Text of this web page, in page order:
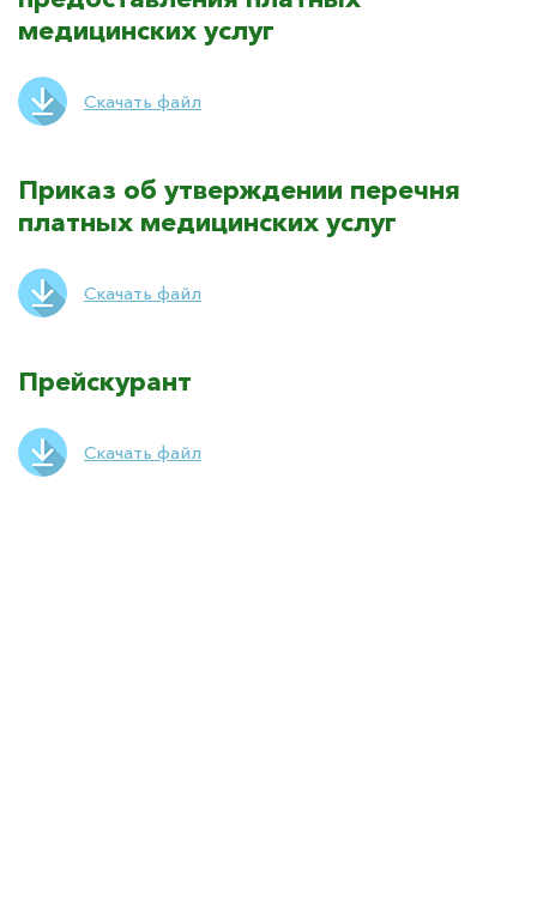
медицинских услуг
Скачать файл
Приказ об утверждении перечня
платных медицинских услуг
Скачать файл
Прейскурант
Скачать файл